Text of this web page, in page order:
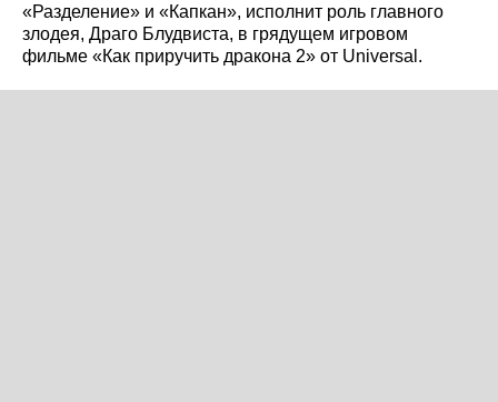
«Разделение» и «Капкан», исполнит роль главного
злодея, Драго Блудвиста, в грядущем игровом
фильме «Как приручить дракона 2» от Universal.